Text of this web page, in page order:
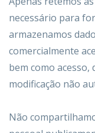
necessário para
armazenamos
comercialmente
bem como acesso,
modificação não
Não